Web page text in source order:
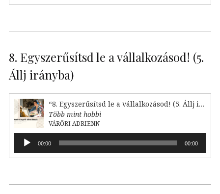
8. Egyszerűsítsd le a vállalkozásod! (5.
Állj irányba)
“8. Egyszerűsítsd le a vállalkozásod! (5. Állj irányba)”
Több mint hobbi
VÁRŐRI ADRIENN
Audió
lejátszó00:00 00:00